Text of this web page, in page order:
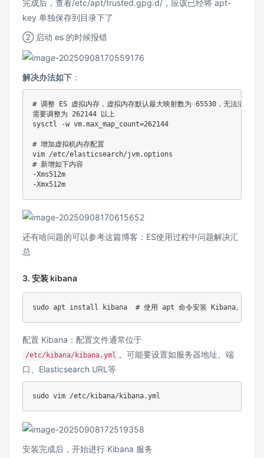
完成后，查看/etc/apt/trusted.gpg.d/，应该已经将 apt-
key 单独保存到目录下了
② 启动 es 的时候报错
解决办法如下 ：
# 调整 ES 虚拟内存，虚拟内存默认最大映射数为 65530，无法满足
需要调整为 262144 以上
sysctl -w vm.max_map_count=262144
# 增加虚拟机内存配置
vim
# 新增如下内容
-Xms512m
还有啥问题的可以参考这篇博客： ES使用过程中问题解决汇
总
3. 安装 kibana
sudo apt install kibana # 使用 apt 命令安装 Kibana。
配置 Kibana：配置文件通常位于
/etc/kibana/kibana.yml 。可能要设置如服务器地址、端
口、Elasticsearch URL等
sudo vim
安装完成后，开始进行 Kibana 服务